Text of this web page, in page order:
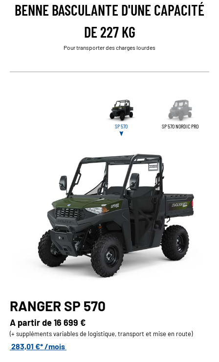
BENNE BASCULANTE D'UNE CAPACITÉ
DE 227 KG
Pour transporter des charges lourdes
SP 570 SP 570 NORDIC PRO
RANGER SP 570
A partir de16 699 €
(+ suppléments variables de logistique, transport et mise en route)
283,01 €* /mois